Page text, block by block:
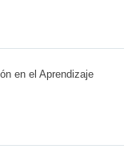
en el Aprendizaje